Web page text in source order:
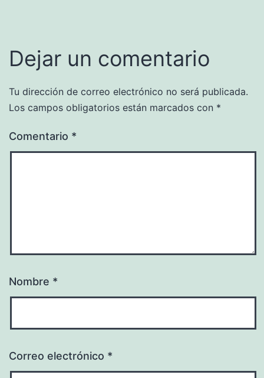
Dejar un comentario
Tu dirección de correo electrónico no será publicada.
Los campos obligatorios están marcados con *
Comentario *
Nombre *
Correo electrónico *